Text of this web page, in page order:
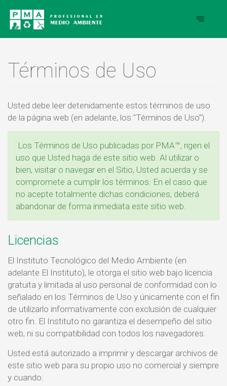
Términos de Uso
Usted debe leer detenidamente estos términos de uso
de la página web (en adelante, los "Términos de Uso").
Los Términos de Uso publicadas por PMA™, rigen el
uso que Usted haga de este sitio web. Al utilizar o
bien, visitar o navegar en el Sitio, Usted acuerda y se
compromete a cumplir los términos. En el caso que
no acepte totalmente dichas condiciones, deberá
abandonar de forma inmediata este sitio web.
Licencias
El Instituto Tecnológico del Medio Ambiente (en
adelante El Instituto), le otorga el sitio web bajo licencia
gratuita y limitada al uso personal de conformidad con lo
señalado en los Términos de Uso y únicamente con el fin
de utilizarlo informativamente con exclusión de cualquier
otro fin. El Instituto no garantiza el desempeño del sitio
web, ni su compatibilidad con todos los navegadores.
Usted está autorizado a imprimir y descargar archivos de
este sitio web para su propio uso no comercial y siempre
y cuando: